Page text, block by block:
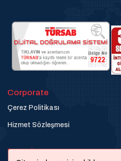
Corporate
Çerez Politikası
Hizmet Sözleşmesi
Destek